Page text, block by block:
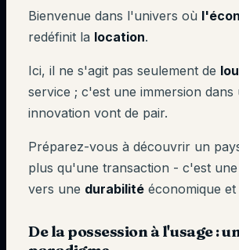
Bienvenue dans l'univers où
redéfinit la location.
Ici, il ne s'agit pas seulement de
service ; c'est une immersion
innovation vont de pair.
Préparez-vous à découvrir un
plus qu'une transaction - c'est
vers une durabilité économique et
De la possession à l'usage :